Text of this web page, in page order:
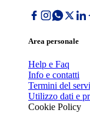
Area personale
Help e Faq
Info e contatti
Termini del
Utilizzo dati e
Cookie Policy